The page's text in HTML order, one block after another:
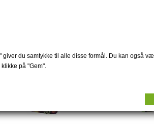
giver du samtykke til alle disse formål. Du kan også
på "Gem".